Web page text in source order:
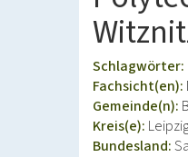
Schlagwörter:
Fachsicht(en):
Gemeinde(n):
Kreis(e):
Bundesland: